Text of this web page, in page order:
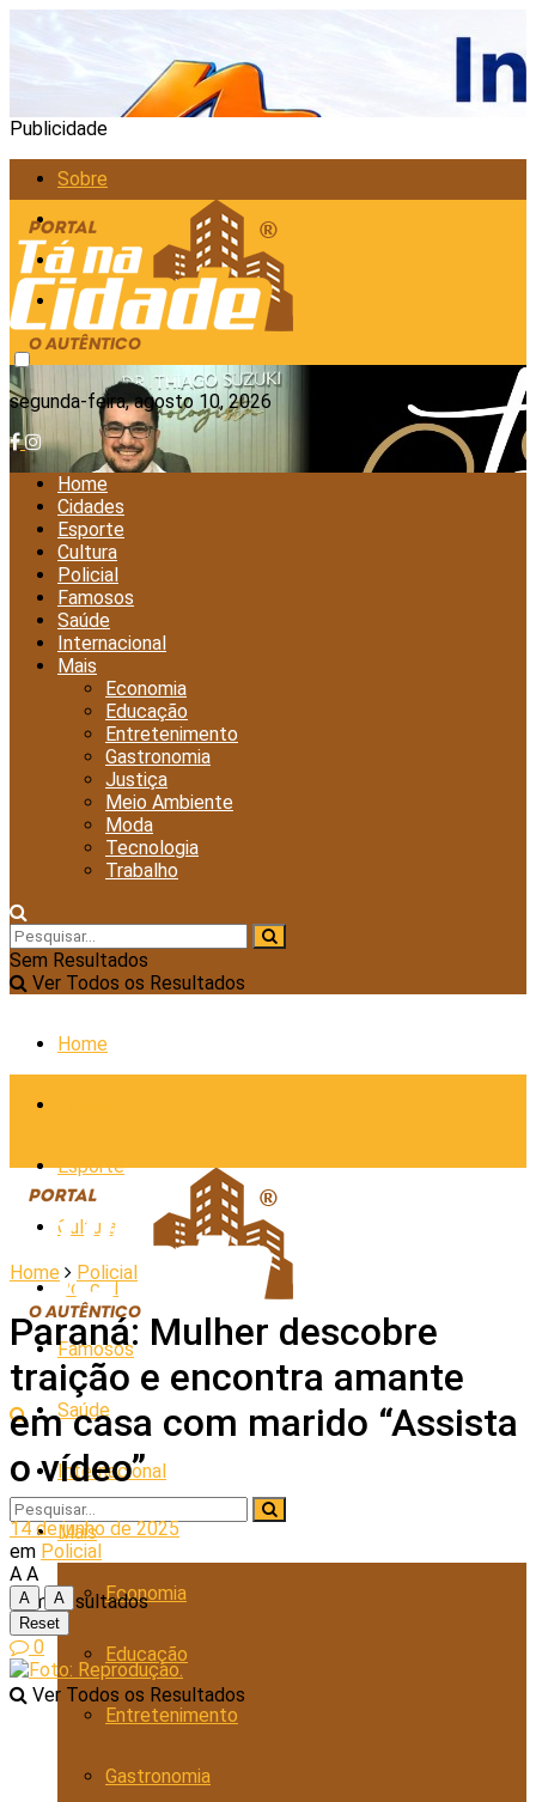
Publicidade
Sobre
Anunciar
Política de Privacidade
Contato
segunda-feira, agosto 10, 2026
Home
Cidades
Esporte
Cultura
Policial
Famosos
Saúde
Internacional
Mais
Economia
Educação
Entretenimento
Gastronomia
Justiça
Meio Ambiente
Moda
Tecnologia
Trabalho
Sem Resultados
Ver Todos os Resultados
Home
Esporte
Cultura
Policial
Famosos
Saúde
Internacional
Mais
Economia
Educação
Entretenimento
Gastronomia
Sem Resultados
Ver Todos os Resultados
Home Policial
Paraná: Mulher descobre
traição e encontra amante
em casa com marido “Assista
o vídeo”
14 de junho de 2025
em Policial
A A
A
A
Reset
0